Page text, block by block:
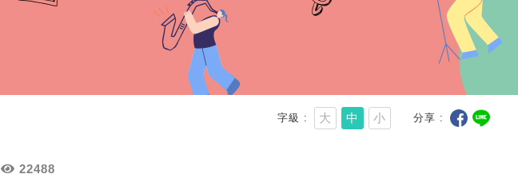
字級 大 中 小 分享
22488